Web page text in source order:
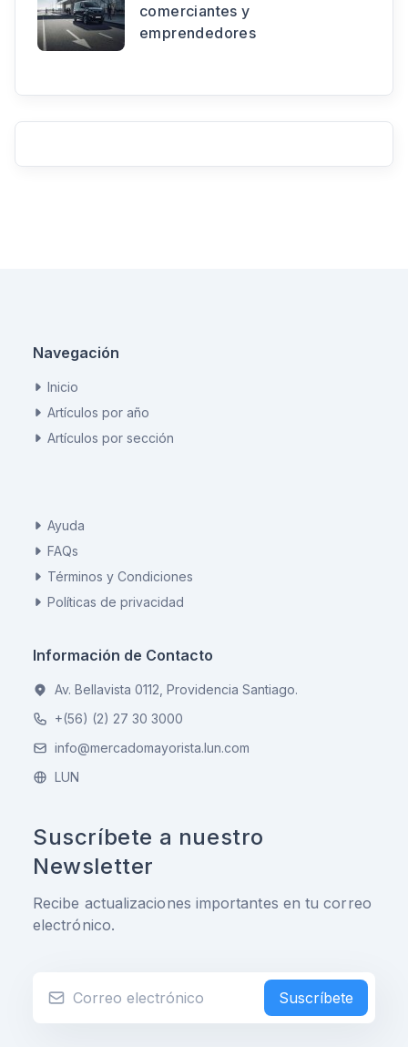
comerciantes y
emprendedores
Navegación
Inicio
Artículos por año
Artículos por sección
Ayuda
FAQs
Términos y Condiciones
Políticas de privacidad
Información de Contacto
Av. Bellavista 0112, Providencia Santiago.
+(56) (2) 27 30 3000
info@mercadomayorista.lun.com
LUN
Suscríbete a nuestro
Newsletter
Recibe actualizaciones importantes en tu correo
electrónico.
Suscríbete